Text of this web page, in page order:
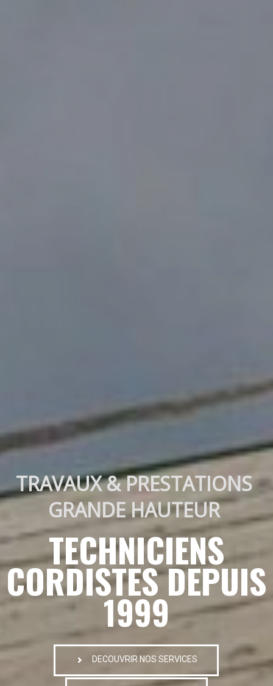
TRAVAUX & PRESTATIONS
GRANDE HAUTEUR
TECHNICIENS
CORDISTES DEPUIS
1999
DECOUVRIR NOS SERVICES